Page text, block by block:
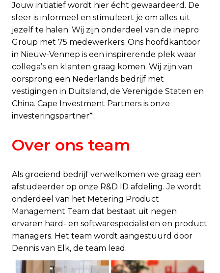
Jouw initiatief wordt hier écht gewaardeerd. De
sfeer is informeel en stimuleert je om alles uit
jezelf te halen. Wij zijn onderdeel van de inepro
Group met 75 medewerkers. Ons hoofdkantoor
in Nieuw-Vennep is een inspirerende plek waar
collega’s en klanten graag komen. Wij zijn van
oorsprong een Nederlands bedrijf met
vestigingen in Duitsland, de Verenigde Staten en
China. Cape Investment Partners is onze
investeringspartner*.
Over ons team
Als groeiend bedrijf verwelkomen we graag een
afstudeerder op onze R&D ID afdeling. Je wordt
onderdeel van het Metering Product
Management Team dat bestaat uit negen
ervaren hard- en softwarespecialisten en product
managers. Het team wordt aangestuurd door
Dennis van Elk, de team lead.